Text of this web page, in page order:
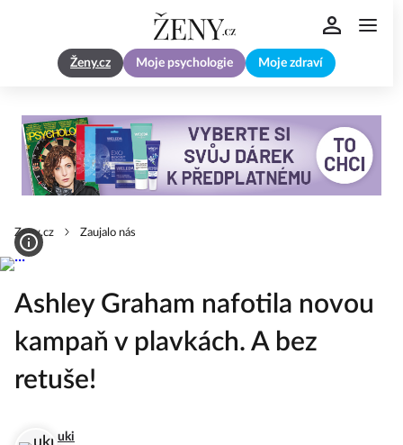
Ženy.cz Moje psychologie Moje zdraví
Zeny.cz Zaujalo nás
Ashley Graham nafotila novou
kampaň v plavkách. A bez
retuše!
uki